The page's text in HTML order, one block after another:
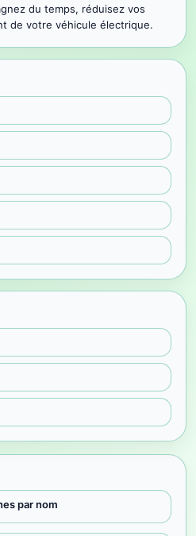
du temps, réduisez vos
de votre véhicule électrique.
par nom